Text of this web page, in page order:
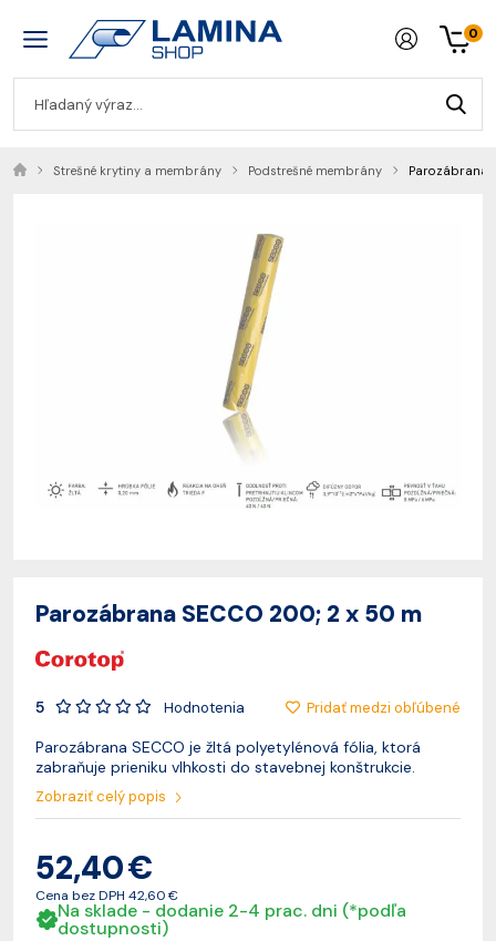
0
Strešné krytiny a membrány Podstrešné membrány Parozábrana
Parozábrana SECCO 200; 2 x 50 m
5 Hodnotenia Pridať medzi obľúbené
Parozábrana SECCO je žltá polyetylénová fólia, ktorá
zabraňuje prieniku vlhkosti do stavebnej konštrukcie.
Zobraziť celý popis
52,40 €
Cena bez DPH 42,60 €
Na sklade - dodanie 2-4 prac. dni (*podľa
dostupnosti)